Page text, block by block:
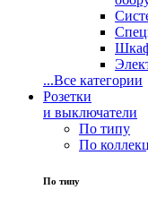
...Все категории
Розетки
и выключатели
По типу
По
По типу